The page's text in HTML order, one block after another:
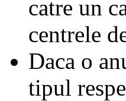
catre un
centrele
Daca o
tipul